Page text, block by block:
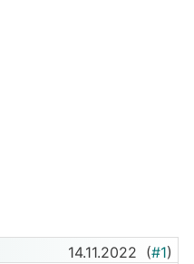
14.11.2022 (#1)